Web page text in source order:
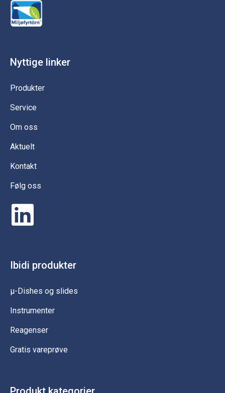
Nyttige linker
Produkter
Service
Om oss
Aktuelt
Kontakt
Følg oss
Ibidi produkter
µ-Dishes og slides
Instrumenter
Reagenser
Gratis vareprøve